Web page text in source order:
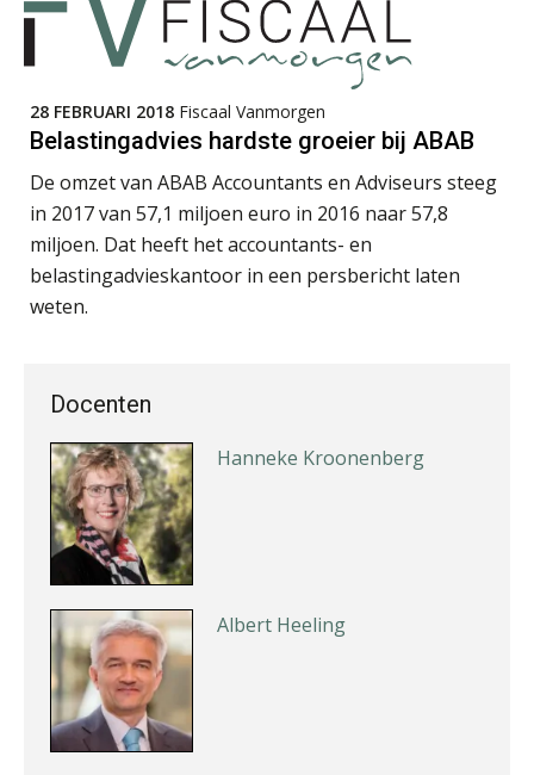
28 FEBRUARI 2018 Fiscaal Vanmorgen
Belastingadvies hardste groeier bij ABAB
De omzet van ABAB Accountants en Adviseurs steeg
in 2017 van 57,1 miljoen euro in 2016 naar 57,8
miljoen. Dat heeft het accountants- en
belastingadvieskantoor in een persbericht laten
weten.
Docenten
Hans Tabak
Jan van Wijngaarden
Hanneke Kroonenberg
Albert Heeling